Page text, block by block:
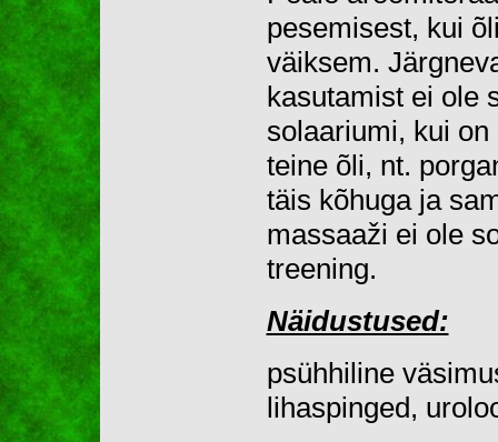
pesemisest, kui
väiksem.
kasutamist ei ole
solaariumi, kui
teine õli, nt.
täis kõhuga ja
massaaži ei ole
treening.
Näidustused:
psühhiline
lihaspinged,